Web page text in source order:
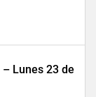
Lunes 23 de